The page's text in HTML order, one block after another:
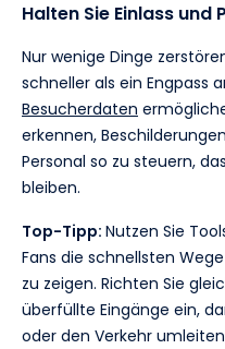
Halten Sie Einlass und
Nur wenige Dinge
schneller als ein Engpass
Besucherdaten
erkennen,
Personal so zu steuern,
bleiben.
Top-Tipp: Nutzen Sie
Fans die schnellsten
zu zeigen. Richten Sie
überfüllte Eingänge ein,
oder den Verkehr